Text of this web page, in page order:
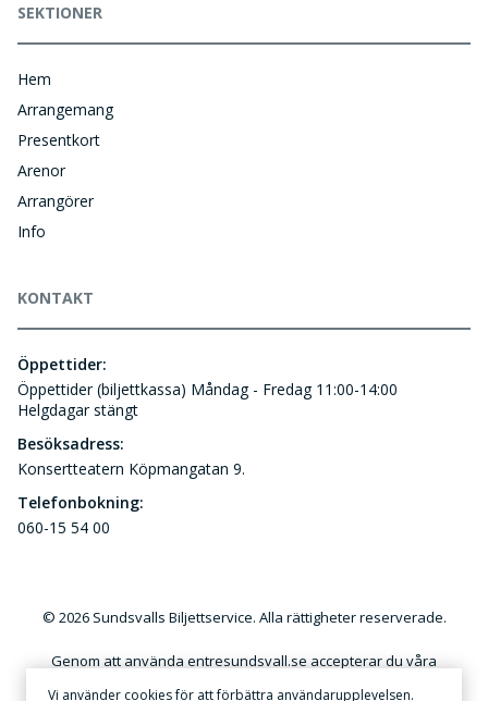
SEKTIONER
Hem
Arrangemang
Presentkort
Arenor
Arrangörer
Info
KONTAKT
Öppettider:
Öppettider (biljettkassa) Måndag - Fredag 11:00-14:00
Helgdagar stängt
Besöksadress:
Konsertteatern Köpmangatan 9.
Telefonbokning:
060-15 54 00
© 2026 Sundsvalls Biljettservice. Alla rättigheter reserverade.
Genom att använda entresundsvall.se accepterar du våra
Vi använder cookies för att förbättra användarupplevelsen.